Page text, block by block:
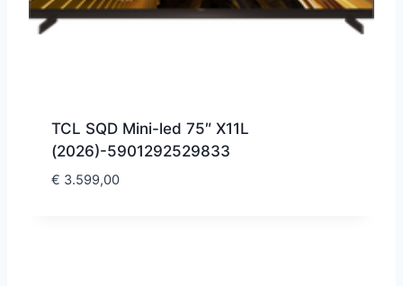
TCL SQD Mini-led 75″ X11L
(2026)-5901292529833
€ 3.599,00